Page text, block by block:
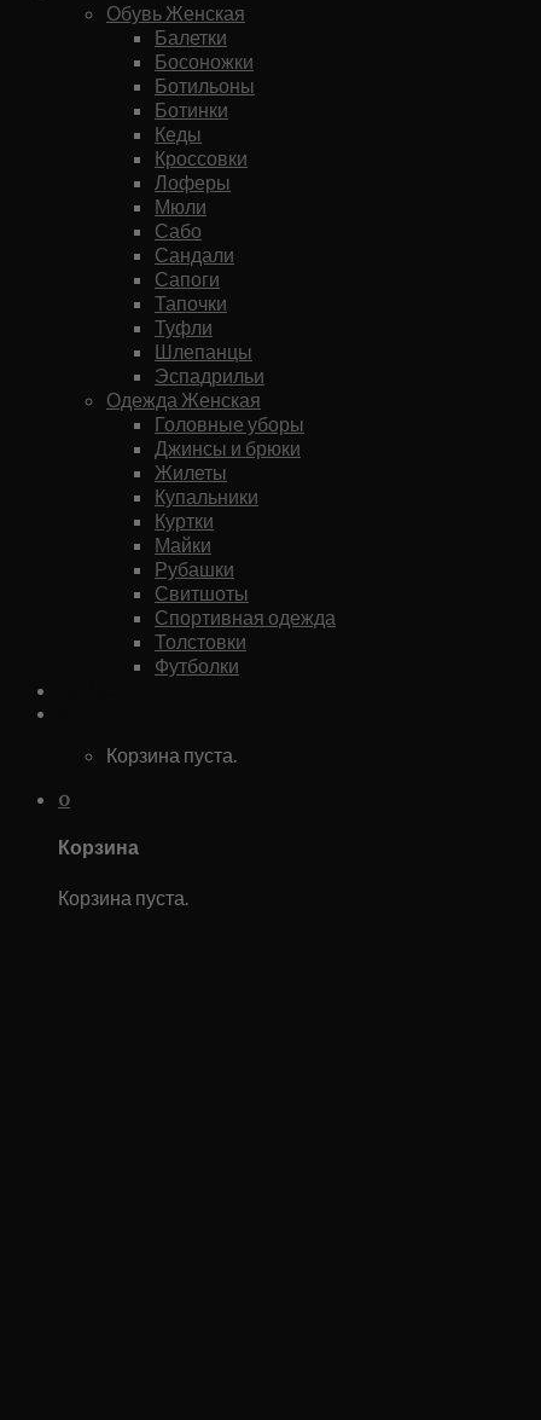
Обувь Женская
Балетки
Босоножки
Ботильоны
Ботинки
Кеды
Кроссовки
Лоферы
Мюли
Сабо
Сандали
Сапоги
Тапочки
Туфли
Шлепанцы
Эспадрильи
Одежда Женская
Головные уборы
Джинсы и брюки
Жилеты
Купальники
Куртки
Майки
Рубашки
Свитшоты
Спортивная одежда
Толстовки
Футболки
Корзина пуста.
0
Корзина
Корзина пуста.